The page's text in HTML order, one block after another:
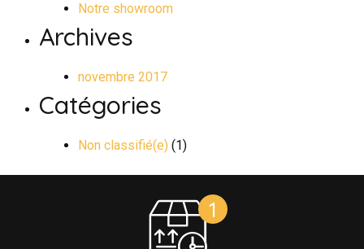
Notre showroom
Archives
novembre 2017
Catégories
Non classifié(e) (1)